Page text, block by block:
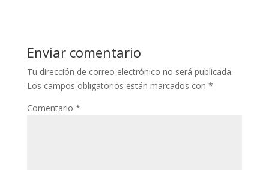
Enviar comentario
Tu dirección de correo electrónico no será publicada.
Los campos obligatorios están marcados con *
Comentario *